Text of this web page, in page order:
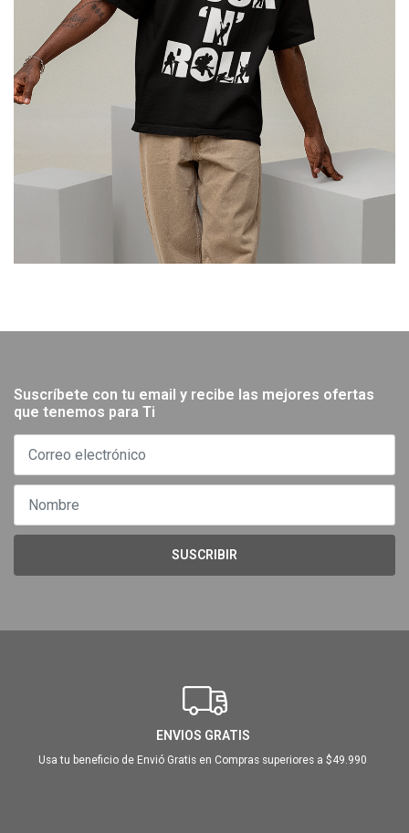
Suscríbete con tu email y recibe las mejores ofertas
que tenemos para Ti
SUSCRIBIR
ENVIOS GRATIS
Usa tu beneficio de Envió Gratis en Compras superiores a $49.990